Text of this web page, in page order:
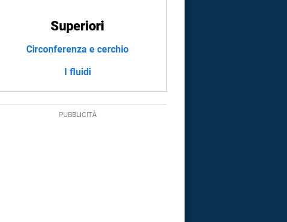
Superiori
Circonferenza e cerchio
I fluidi